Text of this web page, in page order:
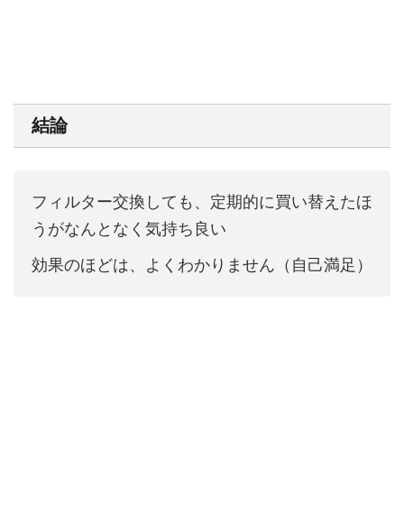
結論
フィルター交換しても、定期的に買い替えたほ
うがなんとなく気持ち良い
効果のほどは、よくわかりません（自己満足）